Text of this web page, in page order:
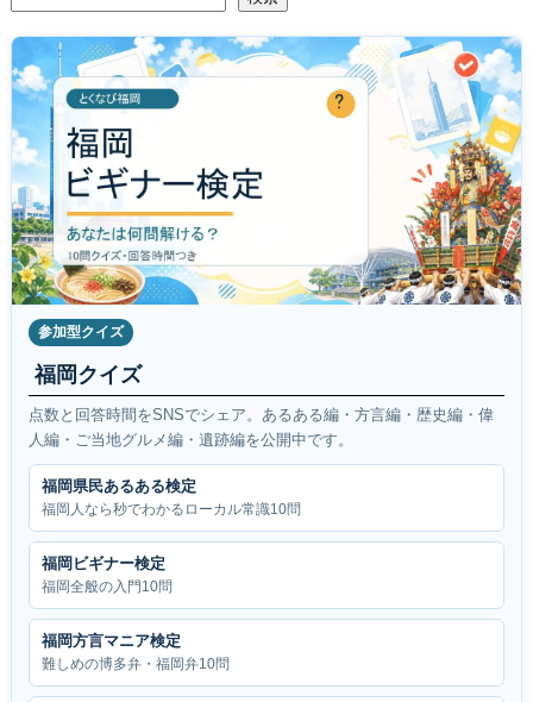
参加型クイズ
福岡クイズ
点数と回答時間をSNSでシェア。あるある編・方言編・歴史編・偉
人編・ご当地グルメ編・遺跡編を公開中です。
福岡県民あるある検定
福岡人なら秒でわかるローカル常識10問
福岡ビギナー検定
福岡全般の入門10問
福岡方言マニア検定
難しめの博多弁・福岡弁10問